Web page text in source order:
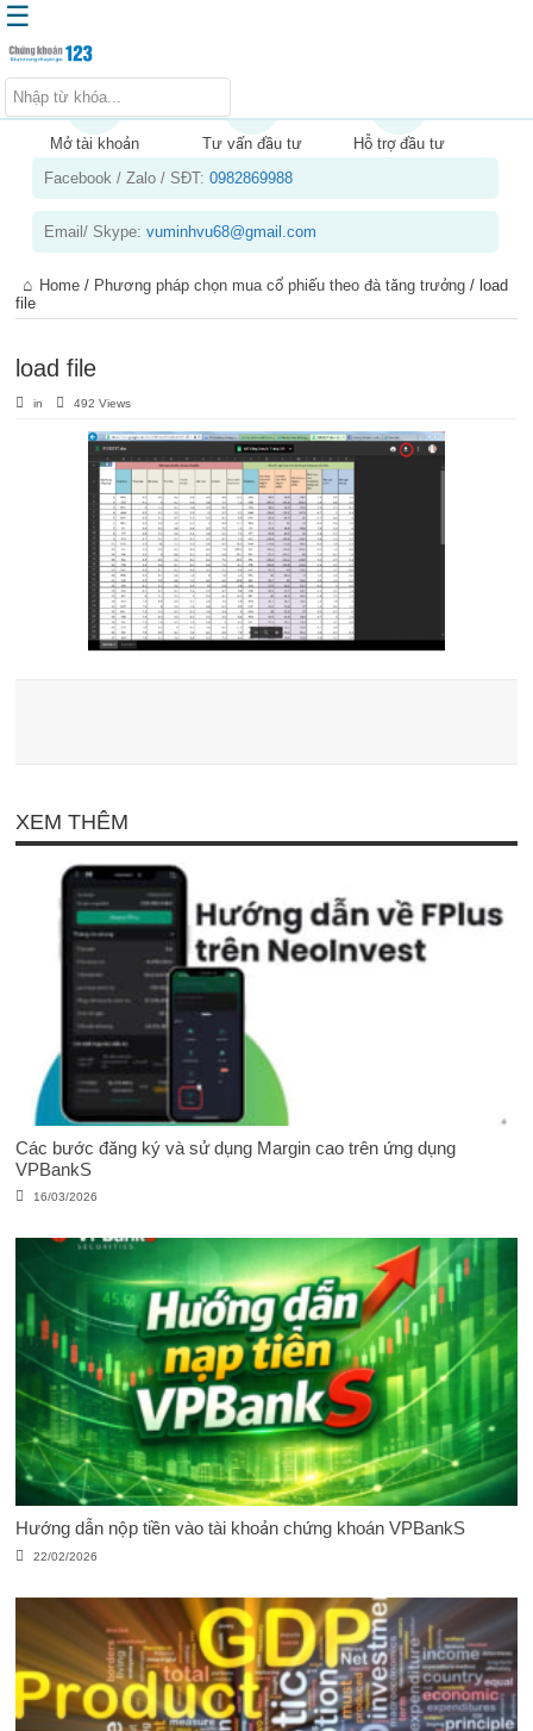
Trang chủ
Kiến thức chứng khoán
Kinh nghiệm đầu tư
Sản phẩm – dịch vụ
Chứng khoán phái sinh
☰
Mở tài khoản Tư vấn đầu tư
Hỗ trợ đầu tư
Facebook / Zalo / SĐT:0982869988
Email/ Skype:vuminhvu68@gmail.com
Home / Phương pháp chọn mua cổ phiếu theo đà tăng trưởng / load
file
load file
in 492 Views
XEM THÊM
Các bước đăng ký và sử dụng Margin cao trên ứng dụng
VPBankS
16/03/2026
Hướng dẫn nộp tiền vào tài khoản chứng khoán VPBankS
22/02/2026